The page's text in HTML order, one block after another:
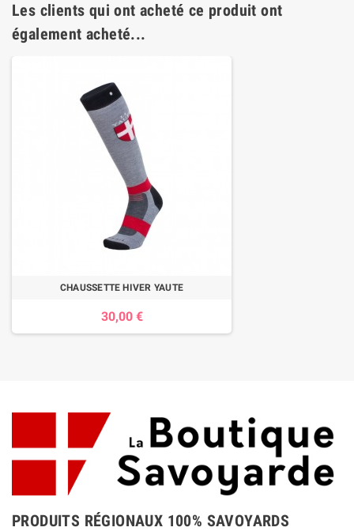
Les clients qui ont acheté ce produit ont
également acheté...
CHAUSSETTE HIVER YAUTE
30,00 €
PRODUITS RÉGIONAUX 100% SAVOYARDS